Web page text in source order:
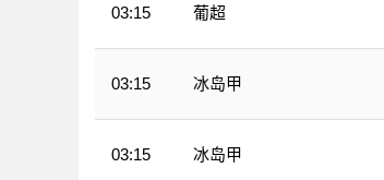
03:15 葡超
03:15 冰岛甲
03:15 冰岛甲